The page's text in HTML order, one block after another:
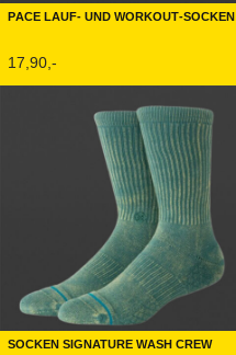
Pace Lauf- und Workout-Socken
17,90,-
Socken Signature Wash Crew